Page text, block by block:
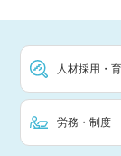
人材採用・
労務・制度